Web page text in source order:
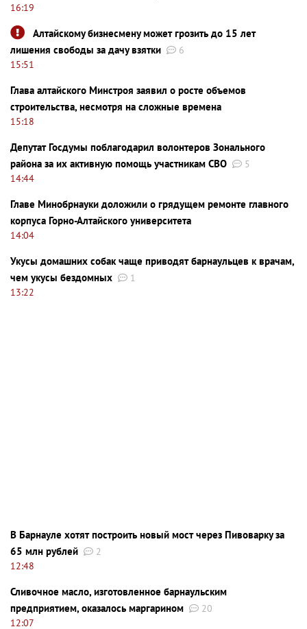
16:19
Алтайскому бизнесмену может грозить до 15 лет
лишения свободы за дачу взятки
6
15:51
Глава алтайского Минстроя заявил о росте объемов
строительства, несмотря на сложные времена
15:18
Депутат Госдумы поблагодарил волонтеров Зонального
района за их активную помощь участникам СВО
5
14:44
Главе Минобрнауки доложили о грядущем ремонте главного
корпуса Горно-Алтайского университета
14:04
Укусы домашних собак чаще приводят барнаульцев к врачам,
чем укусы бездомных
1
13:22
В Барнауле хотят построить новый мост через Пивоварку за
65 млн рублей
2
12:48
Сливочное масло, изготовленное барнаульским
предприятием, оказалось маргарином
20
12:07